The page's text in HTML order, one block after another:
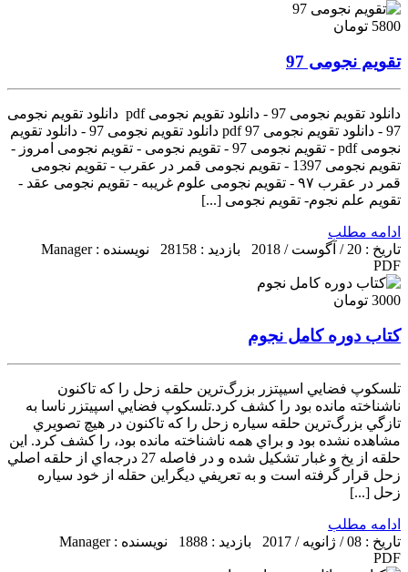
5800 تومان
تقویم نجومی 97
دانلود تقویم نجومی 97 - دانلود تقویم نجومی pdf دانلود تقویم نجومی
97 - دانلود تقویم نجومی pdf 97 دانلود تقویم نجومی 97 - دانلود تقویم
نجومی pdf - تقویم نجومی 97 - تقویم نجومی - تقویم نجومی امروز -
تقویم نجومی 1397 - تقویم نجومی قمر در عقرب - تقویم نجومی
قمر در عقرب ۹۷ - تقویم نجومی علوم غریبه - تقویم نجومی عقد -
تقویم علم نجوم- تقویم نجومی [...]
ادامه مطلب
تاریخ : 20 / آگوست / 2018
بازدید : 28158
نویسنده : Manager
PDF
3000 تومان
کتاب دوره کامل نجوم
تلسكوپ فضايي اسيپتزر بزرگ‌ترين حلقه زحل را كه تاكنون
ناشناخته مانده بود را كشف كرد.تلسكوپ فضايي اسپيتزر ناسا به
تازگي بزرگ‌ترين حلقه سياره زحل را كه تاكنون در هيچ تصويري
مشاهده نشده بود و براي همه ناشناخته مانده بود، را كشف كرد. اين
حلقه از يخ و غبار تشكيل شده و در فاصله 27 درجه‌اي از حلقه اصلي
زحل قرار گرفته است و به تعريفي ديگراين حقله از خود سياره
زحل [...]
ادامه مطلب
تاریخ : 08 / ژانویه / 2017
بازدید : 1888
نویسنده : Manager
PDF